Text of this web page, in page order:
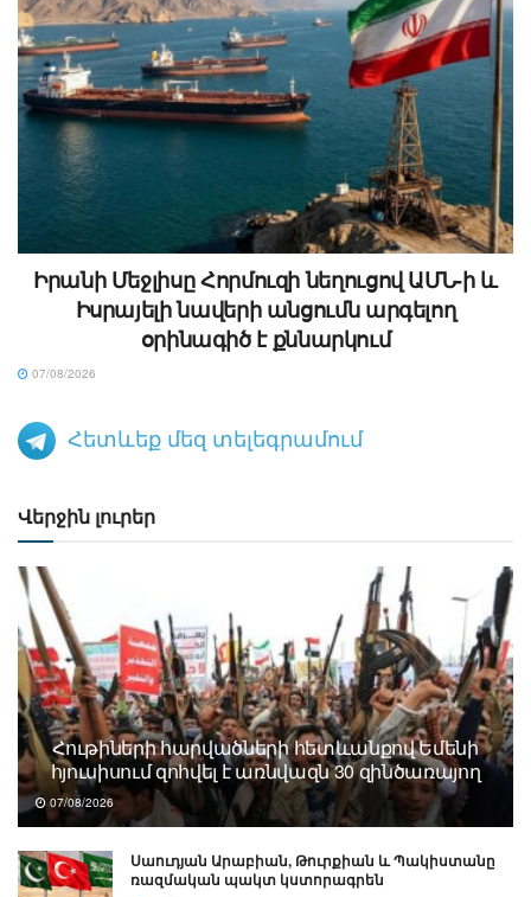
Իրանի Մեջլիսը Հորմուզի նեղուցով ԱՄՆ-ի և
Իսրայելի նավերի անցումն արգելող
օրինագիծ է քննարկում
07/08/2026
Հետևեք մեզ տելեգրամում
Վերջին լուրեր
Հութիների հարվածների հետևանքով Եմենի
հյուսիսում զոհվել է առնվազն 30 զինծառայող
07/08/2026
Սաուդյան Արաբիան, Թուրքիան և Պակիստանը
ռազմական պակտ կստորագրեն